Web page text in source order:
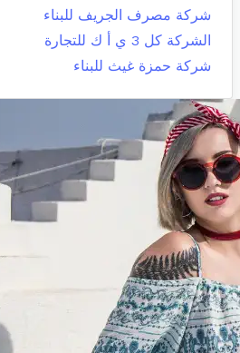
شركة مصرف الجريف للبناء
الشركة كل 3 ي أ ك للتجارة
شركة حمزة غيث للبناء